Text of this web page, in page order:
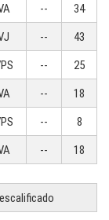
--
34
--
43
--
25
--
18
--
8
-- 18